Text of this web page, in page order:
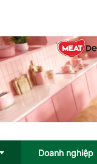
Doanh nghiệp